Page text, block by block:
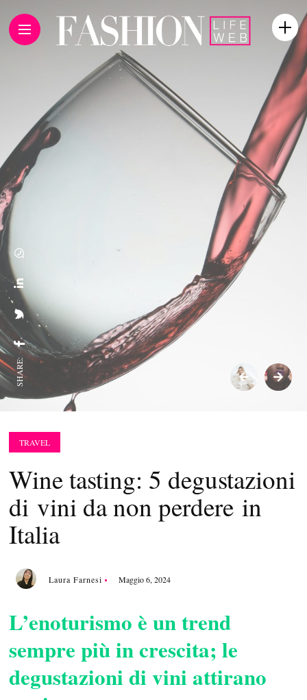
SHARE:
TRAVEL
Wine tasting: 5 degustazioni
di vini da non perdere in
Italia
Laura Farnesi Maggio 6, 2024
L’enoturismo è un trend
sempre più in crescita; le
degustazioni di vini attirano